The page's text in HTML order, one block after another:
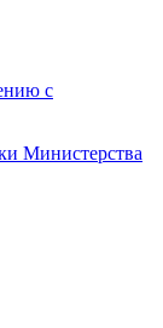
с
Министерства